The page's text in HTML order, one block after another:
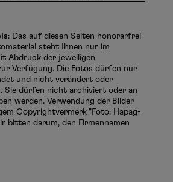
: Das auf diesen Seiten honorarfrei
steht Ihnen nur im
Abdruck der jeweiligen
Verfügung. Die Fotos dürfen nur
und nicht verändert oder
Sie dürfen nicht archiviert oder an
werden. Verwendung der Bilder
Copyrightvermerk "Foto: Hapag-
bitten darum, den Firmennamen